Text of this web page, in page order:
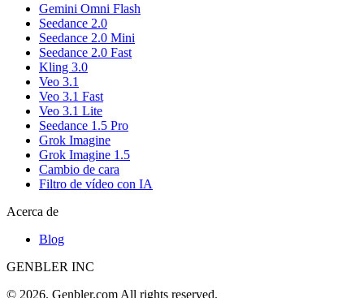
Gemini Omni Flash
Seedance 2.0
Seedance 2.0 Mini
Seedance 2.0 Fast
Kling 3.0
Veo 3.1
Veo 3.1 Fast
Veo 3.1 Lite
Seedance 1.5 Pro
Grok Imagine
Grok Imagine 1.5
Cambio de cara
Filtro de vídeo con IA
Acerca de
Blog
GENBLER INC
© 2026. Genbler.com All rights reserved.